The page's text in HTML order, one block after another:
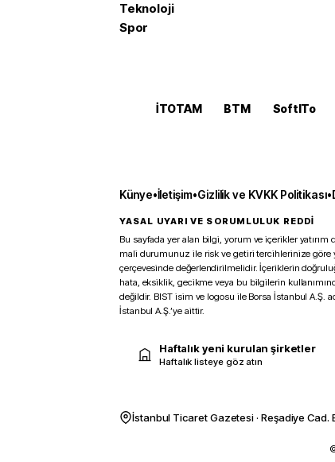
Teknoloji
Spor
İTOTAM BTM SoftITo
Künye•İletişim•Gizlilik ve KVKK Politikası•
YASAL UYARI VE SORUMLULUK REDDİ
Bu sayfada yer alan bilgi, yorum ve içerikler yatırım
mali durumunuz ile risk ve getiri tercihlerinize göre
çerçevesinde değerlendirilmelidir. İçeriklerin
hata, eksiklik, gecikme veya bu bilgilerin
değildir. BIST isim ve logosu ile Borsa İstanbul A.Ş.
İstanbul A.Ş.’ye aittir.
Haftalık yeni kurulan şirketler
Haftalık listeye göz atın
İstanbul Ticaret Gazetesi · Reşadiye Cad.